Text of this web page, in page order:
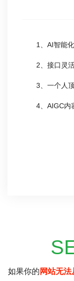
1、AI智能
2、接口灵
3、一个人
4、AIGC内
如果你的 网站无法